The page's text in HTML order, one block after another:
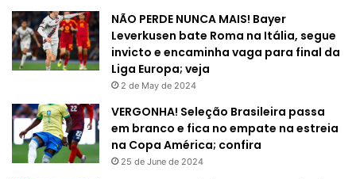
NÃO PERDE NUNCA MAIS! Bayer
Leverkusen bate Roma na Itália, segue
invicto e encaminha vaga para final da
Liga Europa; veja
2 de May de 2024
VERGONHA! Seleção Brasileira passa
em branco e fica no empate na estreia
na Copa América; confira
25 de June de 2024